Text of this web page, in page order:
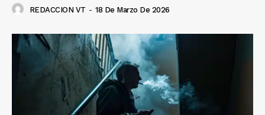
REDACCION VT - 18 De Marzo De 2026